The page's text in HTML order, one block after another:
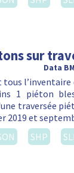
sur
Data BM
l’inventaire
1 piéton
traversée
2019 et
SHP